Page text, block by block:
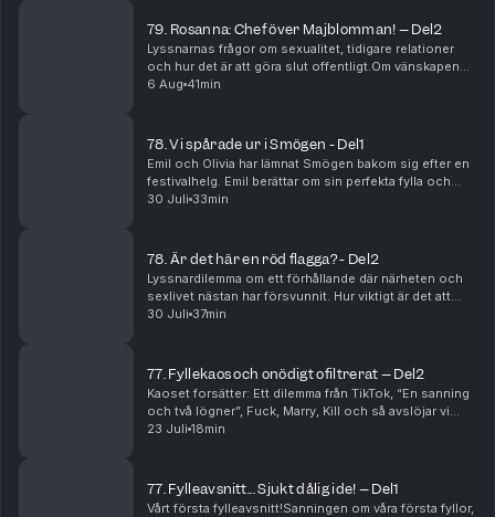
79.⁠ ⁠Rosanna: Chef över Majblomman! – Del2
Lyssnarnas frågor om sexualitet, tidigare relationer
och hur det är att göra slut offentligt.Om vänskapen
med Bianca Ingrosso och om hur hon som barn
6 Aug 41min
78. Vi spårade ur i Smögen - Del1
Emil och Olivia har lämnat Smögen bakom sig efter en
festivalhelg. Emil berättar om sin perfekta fylla och
killen som fick lite för mycket champagne medan Olivia
30 Juli 33min
78.⁠ ⁠Är det här en röd flagga? - Del2
Lyssnardilemma om ett förhållande där närheten och
sexlivet nästan har försvunnit. Hur viktigt är det att
känna sig åtrådd och vad gör man när ens partner inte
30 Juli 37min
77. Fyllekaos och onödigt ofiltrerat – Del2
Kaoset forsätter: Ett dilemma från TikTok, “En sanning
och två lögner”, Fuck, Marry, Kill och så avslöjar vi
saker om oss själva som vi kanske borde ha hållit för
23 Juli 18min
77. Fylleavsnitt... Sjukt dålig ide! – Del1
Vårt första fylleavsnitt!Sanningen om våra första fyllor,